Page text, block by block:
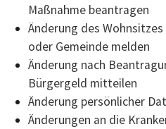
Maßnahme beantragen
Änderung des
oder Gemeinde melden
Änderung nach
Bürgergeld mitteilen
Änderung persönlicher
Änderungen an die